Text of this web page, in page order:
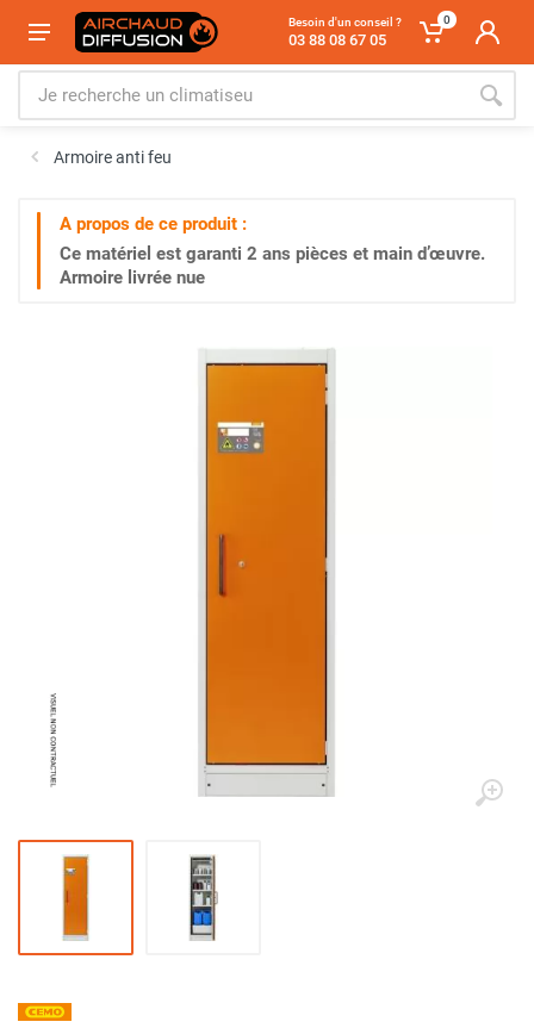
Besoin d'un conseil ?
03 88 08 67 05
0
Armoire anti feu
A propos de ce produit :
Ce matériel est garanti 2 ans pièces et main d’œuvre.
Armoire livrée nue